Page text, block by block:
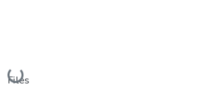
Loading...
Files